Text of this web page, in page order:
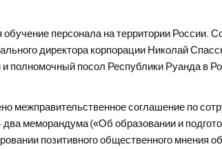
персонала на территории России.
директора корпорации Николай
полномочный посол Республики Руанда в
межправительственное соглашение по
меморандума («Об образовании и
позитивного общественного мнения